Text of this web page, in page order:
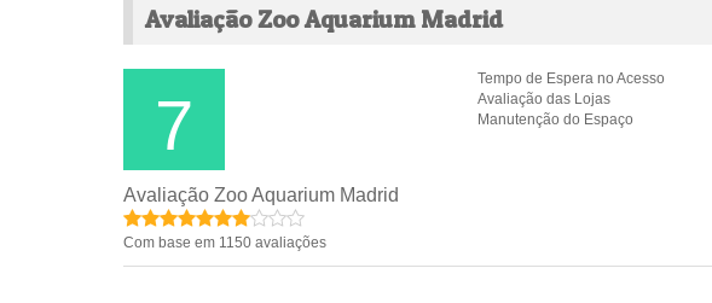
Avaliação Zoo Aquarium Madrid
7
Avaliação Zoo Aquarium Madrid
Com base em 1150 avaliações
Tempo de Espera no Acesso
Avaliação das Lojas
Manutenção do Espaço